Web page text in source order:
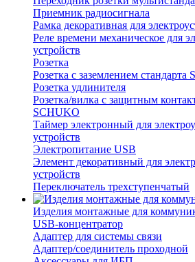
Приемник радиосигнала
Рамка декоративная для
Реле времени механическое для
устройств
Розетка
Розетка с заземлением стандарта
Розетка удлинителя
Розетка/вилка с защитным
SCHUKO
Таймер электронный для
устройств
Электропитание USB
Элемент декоративный для
устройств
Переключатель трехступенчатый
Изделия монтажные для
USB-концентратор
Адаптер для системы связи
Адаптер/соединитель проходной